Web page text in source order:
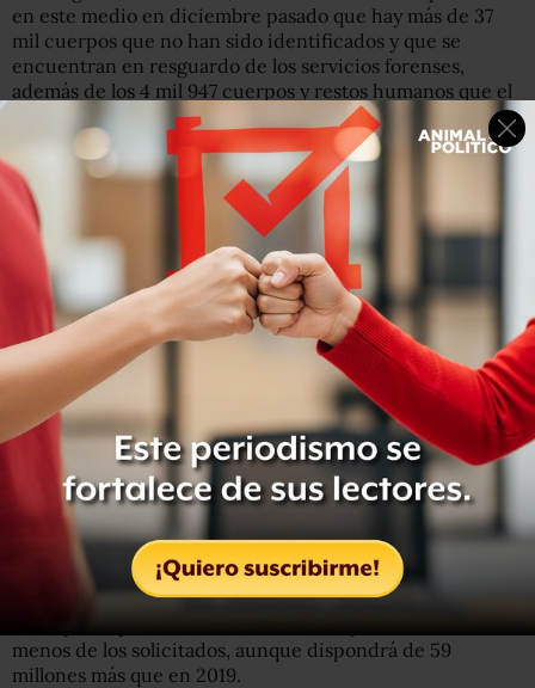
en este medio en diciembre pasado que hay más de 37
mil cuerpos que no han sido identificados y que se
encuentran en resguardo de los servicios forenses,
además de los 4 mil 947 cuerpos y restos humanos que el
Gobierno Federal de López Obrador informó que, entre
2006 y agosto de 2019, se encontraron en 3 mil 024 fosas
clandestinas.
“La mayor parte de los peritajes forenses en todo el país
se le pide a la Coordinación de Servicios Periciales,
porque las fiscalías especializadas no tienen sus propios
servicios periciales. Por ello, aunque un recorte de 60
millones de pesos pueda parecer que no es mucho,
preocupante”, subrayó Ángel Ruiz.
Otro recorte que preocupa, añadió el investigador, es el
que se aplicó a la investigación de delitos cometidos en
materia de derechos humanos. Para 2020 fueron
aprobados 370 millones a este rubro, 7 millones menos de
lo que se pidió originalmente.
Y dentro de ese rubro, la Fiscalía Especializada en
Materia de Derechos Humanos también tendrá un ajuste
a la baja: le aprobaron 209 millones de pesos, 7 millones
menos de los solicitados, aunque dispondrá de 59
millones más que en 2019.